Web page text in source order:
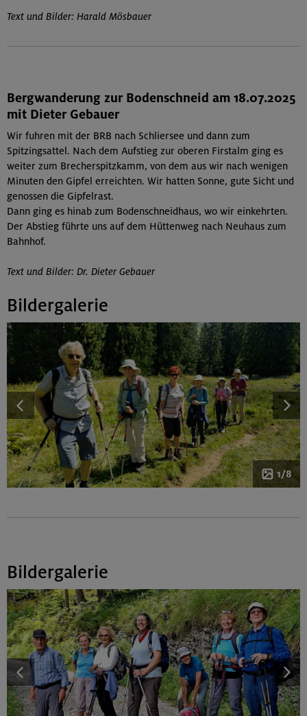
Text und Bilder: Harald Mösbauer
Bergwanderung zur Bodenschneid am 18.07.2025
mit Dieter Gebauer
Wir fuhren mit der BRB nach Schliersee und dann zum
Spitzingsattel. Nach dem Aufstieg zur oberen Firstalm ging es
weiter zum Brecherspitzkamm, von dem aus wir nach wenigen
Minuten den Gipfel erreichten. Wir hatten Sonne, gute Sicht und
genossen die Gipfelrast.
Dann ging es hinab zum Bodenschneidhaus, wo wir einkehrten.
Der Abstieg führte uns auf dem Hüttenweg nach Neuhaus zum
Bahnhof.
Text und Bilder: Dr. Dieter Gebauer
Bildergalerie
1/8
Bildergalerie